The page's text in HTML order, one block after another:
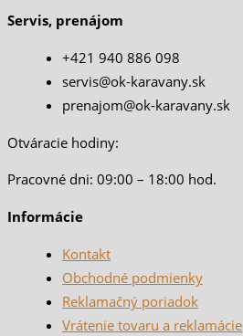
Servis, prenájom
+421 940 886 098
servis@ok-karavany.sk
prenajom@ok-karavany.sk
Otváracie hodiny:
Pracovné dni: 09:00 – 18:00 hod.
Informácie
Kontakt
Obchodné podmienky
Reklamačný poriadok
Vrátenie tovaru a reklamácie